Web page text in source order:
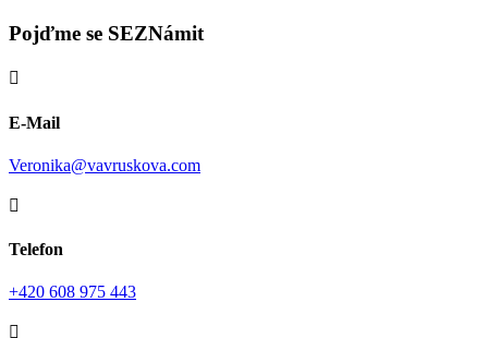
Pojďme se SEZNámit

E-Mail
Veronika@vavruskova.com

Telefon
+420 608 975 443
